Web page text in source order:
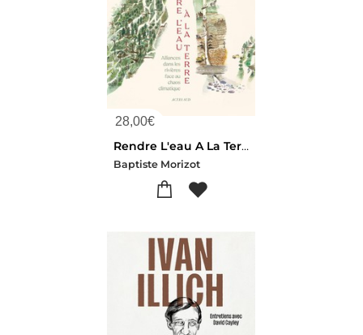
28,00€
Rendre L'eau A La Terre : Alliances Dans Les Rivieres Face Au Desert Qui Vient
Baptiste Morizot